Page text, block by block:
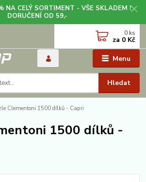
NA CELÝ SORTIMENT - VŠE SKLADEM !
DORUČENÍ OD 59,-
Menu
Hledat
0 ks
za 0 Kč
Clementoni 1500 dílků - Capri
1500 dílků -